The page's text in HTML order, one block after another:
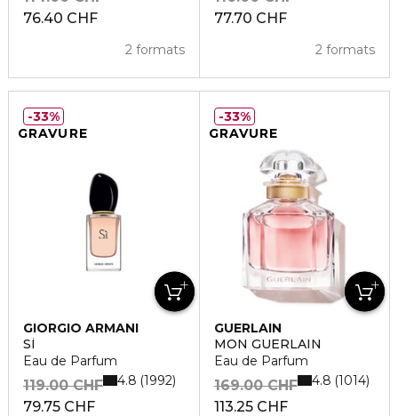
76.40 CHF
2 formats
77.70 CHF
2 formats
GRAVURE
GIORGIO ARMANI
SÌ
Eau de Parfum
79.75 CHF
119.00 CHF 4.8 1992
33%
GRAVURE
GUERLAIN
MON GUERLAIN
Eau de Parfum
113.25 CHF
169.00 CHF 4.8 1014
33%